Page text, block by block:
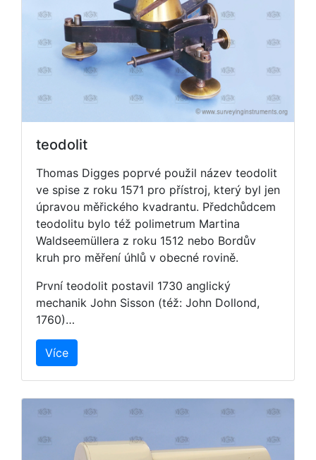
teodolit
Thomas Digges poprvé použil název teodolit
ve spise z roku 1571 pro přístroj, který byl jen
úpravou měřického kvadrantu. Předchůdcem
teodolitu bylo též polimetrum Martina
Waldseemüllera z roku 1512 nebo Bordův
kruh pro měření úhlů v obecné rovině.
První teodolit postavil 1730 anglický
mechanik John Sisson (též: John Dollond,
1760)…
Více